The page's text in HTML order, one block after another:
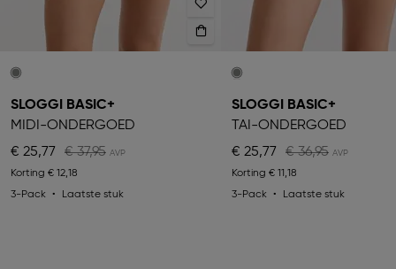
SLOGGI BASIC+
MIDI-ONDERGOED
€ 25,77
€ 37,95
Korting € 12,18
3-Pack
Laatste stuk
SLOGGI BASIC+
TAI-ONDERGOED
€ 25,77
€ 36,95
Korting € 11,18
3-Pack
Laatste stuk